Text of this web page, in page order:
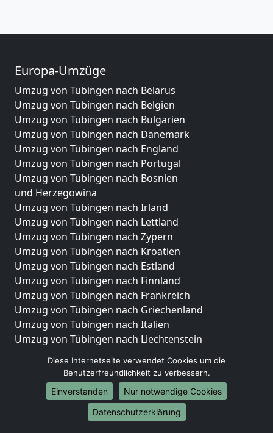
Europa-Umzüge
Umzug von Tübingen nach Belarus
Umzug von Tübingen nach Belgien
Umzug von Tübingen nach Bulgarien
Umzug von Tübingen nach Dänemark
Umzug von Tübingen nach England
Umzug von Tübingen nach Portugal
Umzug von Tübingen nach Bosnien
und Herzegowina
Umzug von Tübingen nach Irland
Umzug von Tübingen nach Lettland
Umzug von Tübingen nach Zypern
Umzug von Tübingen nach Kroatien
Umzug von Tübingen nach Estland
Umzug von Tübingen nach Finnland
Umzug von Tübingen nach Frankreich
Umzug von Tübingen nach Griechenland
Umzug von Tübingen nach Italien
Umzug von Tübingen nach Liechtenstein
Umzug von Tübingen nach Niederlande
Umzug von Tübingen nach Norwegen
Umzüge-Deutschlandweit
Diese Internetseite verwendet Cookies um die
Benutzerfreundlichkeit zu verbessern.
Einverstanden
Nur notwendige Cookies
Datenschutzerklärung